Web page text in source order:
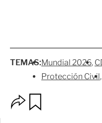
TEMAS:Mundial 2026
Protección Civil